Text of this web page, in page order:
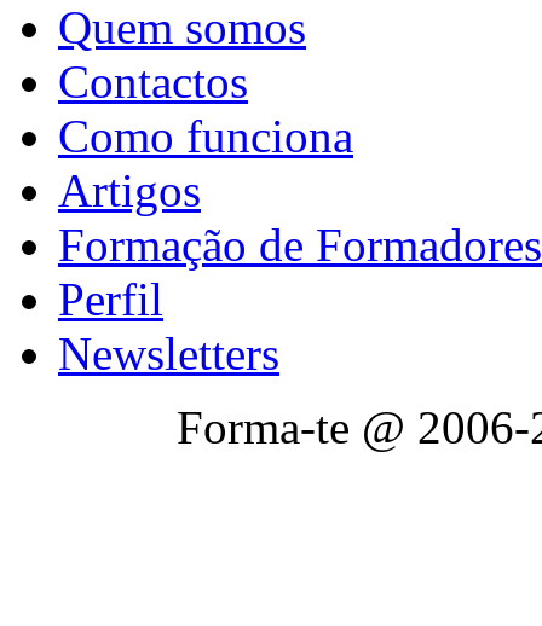
Quem somos
Contactos
Como funciona
Artigos
Formação de Formadores
Perfil
Newsletters
Forma-te @